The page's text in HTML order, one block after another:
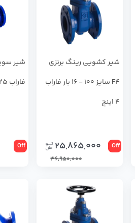
شير كشويي رينگ برنزي
F4 سايز 100 - 16 بار فاراب
4 اینچ
Off
25,865,000
36,950,000
فاراب 1.25 اینچ
Off